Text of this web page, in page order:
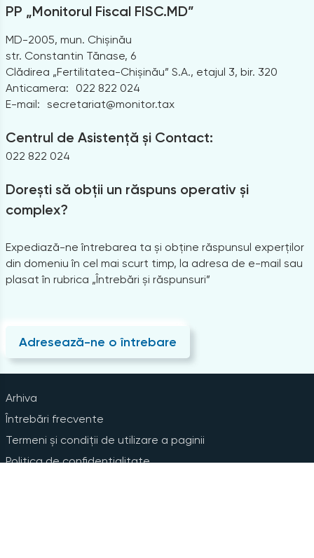
PP „Monitorul Fiscal FISC.MD”
MD-2005, mun. Chișinău
str. Constantin Tănase, 6
Clădirea „Fertilitatea-Chișinău” S.A., etajul 3, bir. 320
Anticamera:
022 822 024
E-mail: secretariat@monitor.tax
Centrul de Asistență și Contact:
022 822 024
Dorești să obții un răspuns operativ și
complex?
Expediază-ne întrebarea ta și obține răspunsul experților
din domeniu în cel mai scurt timp, la adresa de e-mail sau
plasat în rubrica „Întrebări și răspunsuri”
Adresează-ne o întrebare
Arhiva
Întrebări frecvente
Termeni și condiții de utilizare a paginii
Politica de confidențialitate